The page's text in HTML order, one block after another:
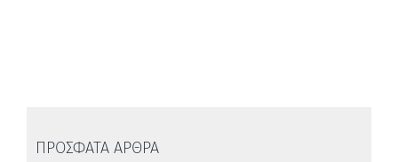
ΠΡΟΣΦΑΤΑ ΑΡΘΡΑ